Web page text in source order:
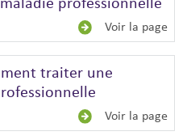
Voir la page
traiter une
Voir la page